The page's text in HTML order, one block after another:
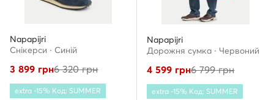
Napapijri
Снікерcи · Cиній
3 899 грн6 320грн
extra -15% Код: SUMMER
Napapijri
Дорожня сумка · Червоний
4 599 грн6 799грн
extra -15% Код: SUMMER